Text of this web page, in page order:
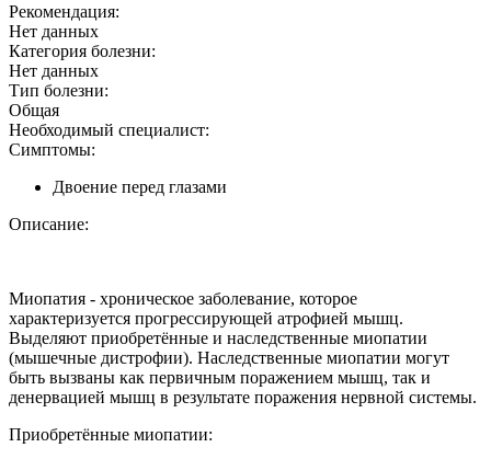
Рекомендация:
Нет данных
Категория болезни:
Нет данных
Тип болезни:
Общая
Необходимый специалист:
Симптомы:
Двоение перед глазами
Описание:
Миопатия - хроническое заболевание, которое
характеризуется прогрессирующей атрофией мышц.
Выделяют приобретённые и наследственные миопатии
(мышечные дистрофии). Наследственные миопатии могут
быть вызваны как первичным поражением мышц, так и
денервацией мышц в результате поражения нервной системы.
Приобретённые миопатии: